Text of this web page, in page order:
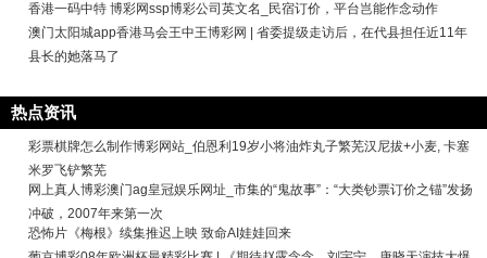
香港一码中特 博彩网ssp博彩公司英文名_民宿订价，平台岂能作念动作
澳门太阳城app香港马会王中王博彩网 | 省委提级走访后，在代县担任近11年
县长的她落马了
热点资讯
彩票棋牌怎么制作博彩网站_伯恩利19岁小将油炸丸子繁芜汉尼拔+小麦, 卡塞
米罗飞铲繁芜
网上真人博彩澳门ag皇冠娱乐网址_市集的“鬼故事”：“大类钞票订价之锚”发扬
冲破，2007年来第一次
恐怖片《梅根》续集推迟上映 致命AI娃娃回来